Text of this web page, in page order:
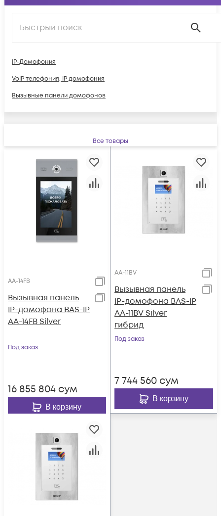
IP-Домофония
VoIP телефония, IP домофония
Вызывные панели домофонов
Все товары
AA-14FB
Вызывная панель
IP-домофона BAS-IP
AA-14FB Silver
Под заказ
16 855 804 сум
В корзину
AA-11BV
Вызывная панель
IP-домофона BAS-IP
AA-11BV Silver
гибрид
Под заказ
7 744 560 сум
В корзину